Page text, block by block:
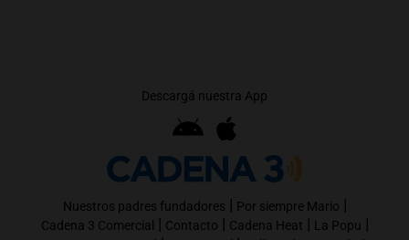
Descargá nuestra App
Nuestros padres fundadores | Por siempre Mario |
Cadena 3 Comercial | Contacto | Cadena Heat | La Popu |